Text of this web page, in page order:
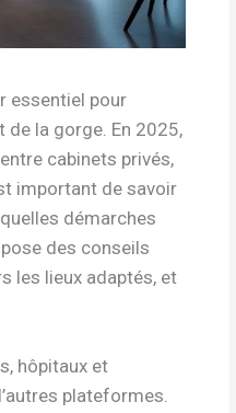
essentiel pour
de la gorge. En 2025,
cabinets privés,
important de savoir
démarches
des conseils
les lieux adaptés, et
hôpitaux et
plateformes.